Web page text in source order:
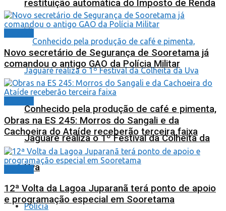
restituição automática do Imposto de Renda
Conhecido pela produção de café e pimenta,
Jaguaré realiza o 1º Festival da Colheita da
Uva
Polícia
Novo secretário de Segurança de Sooretama já
comandou o antigo GAO da Polícia Militar
Obras na ES 245: Morros do Sangali e da
Cachoeira do Ataíde receberão terceira faixa
12ª Volta da Lagoa Juparanã terá ponto de apoio
e programação especial em Sooretama